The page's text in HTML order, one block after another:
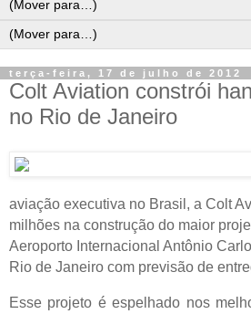
terça-feira, 17 de julho de 2012
Colt Aviation constrói
no Rio de Janeiro
aviação executiva no Brasil, a Colt
milhões na construção do maior
Aeroporto Internacional Antônio
Rio de Janeiro com previsão de
Esse projeto é espelhado nos